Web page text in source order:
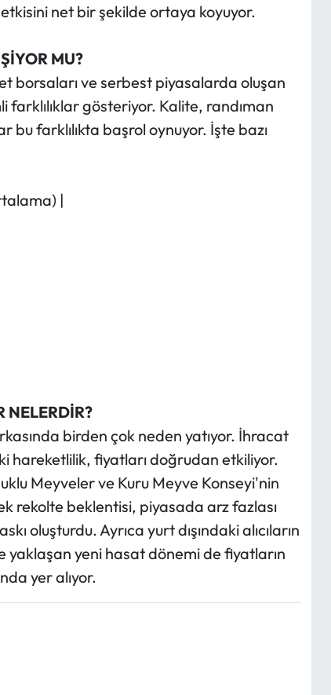
net bir şekilde ortaya koyuyor.
MU?
borsaları ve serbest piyasalarda oluşan
gösteriyor. Kalite, randıman
farklılıkta başrol oynuyor. İşte bazı
|
NELERDİR?
birden çok neden yatıyor. İhracat
hareketlilik, fiyatları doğrudan etkiliyor.
Meyveler ve Kuru Meyve Konseyi'nin
rekolte beklentisi, piyasada arz fazlası
oluşturdu. Ayrıca yurt dışındaki alıcıların
yeni hasat dönemi de fiyatların
yer alıyor.